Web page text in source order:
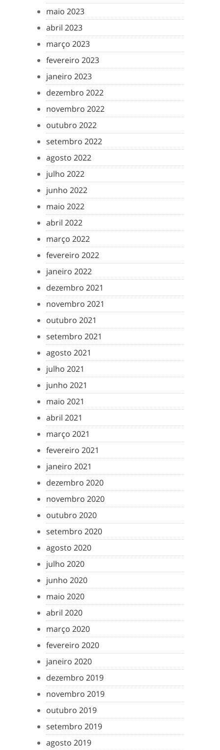
maio 2023
abril 2023
março 2023
fevereiro 2023
janeiro 2023
dezembro 2022
novembro 2022
outubro 2022
setembro 2022
agosto 2022
julho 2022
junho 2022
maio 2022
abril 2022
março 2022
fevereiro 2022
janeiro 2022
dezembro 2021
novembro 2021
outubro 2021
setembro 2021
agosto 2021
julho 2021
junho 2021
maio 2021
abril 2021
março 2021
fevereiro 2021
janeiro 2021
dezembro 2020
novembro 2020
outubro 2020
setembro 2020
agosto 2020
julho 2020
junho 2020
maio 2020
abril 2020
março 2020
fevereiro 2020
janeiro 2020
dezembro 2019
novembro 2019
outubro 2019
setembro 2019
agosto 2019